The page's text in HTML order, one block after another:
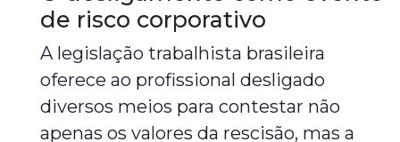
de risco corporativo
A legislação trabalhista brasileira
oferece ao profissional desligado
diversos meios para contestar não
apenas os valores da rescisão, mas a